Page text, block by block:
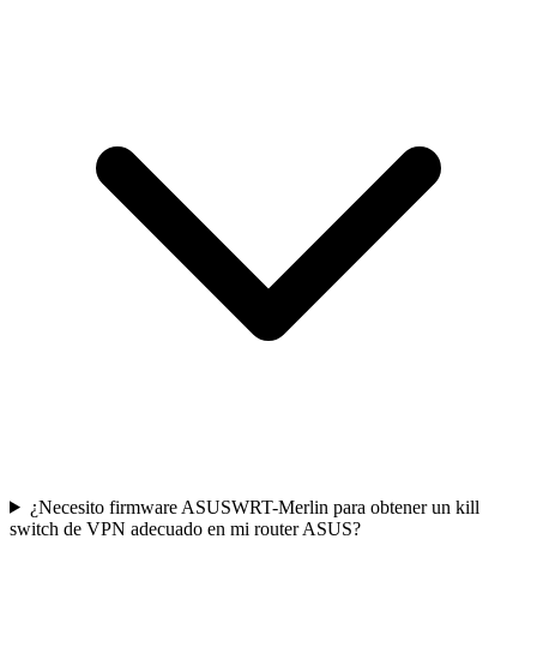
¿Necesito firmware ASUSWRT-Merlin para obtener un kill
switch de VPN adecuado en mi router ASUS?